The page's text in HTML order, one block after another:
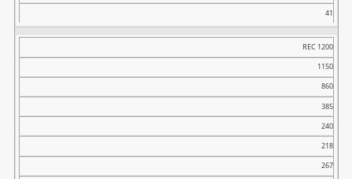
41
REC 1200
1150
860
385
240
218
267